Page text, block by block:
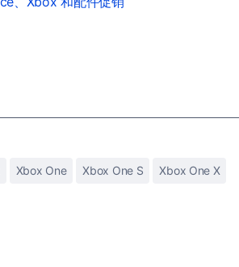
Xbox One Xbox One S Xbox One X